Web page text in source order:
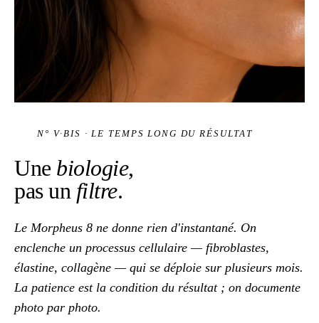
N° V·BIS · LE TEMPS LONG DU RÉSULTAT
Une biologie,
pas un filtre.
Le Morpheus 8 ne donne rien d'instantané. On
enclenche un processus cellulaire — fibroblastes,
élastine, collagène — qui se déploie sur plusieurs mois.
La patience est la condition du résultat ; on documente
photo par photo.